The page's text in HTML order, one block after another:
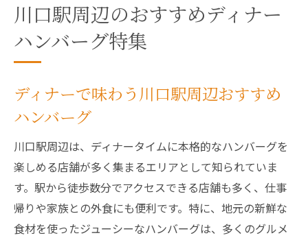
川口駅周辺のおすすめディナー
ハンバーグ特集
ディナーで味わう川口駅周辺おすすめ
ハンバーグ
川口駅周辺は、ディナータイムに本格的なハンバーグを
楽しめる店舗が多く集まるエリアとして知られていま
す。駅から徒歩数分でアクセスできる店舗も多く、仕事
帰りや家族との外食にも便利です。特に、地元の新鮮な
食材を使ったジューシーなハンバーグは、多くのグルメ